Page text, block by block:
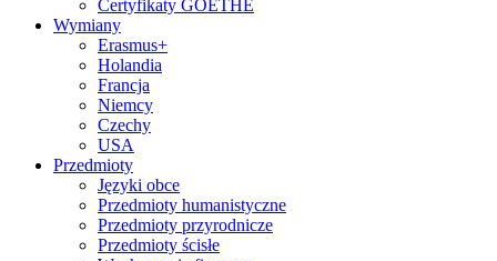
Certyfikaty GOETHE
Wymiany
Erasmus+
Holandia
Francja
Niemcy
Czechy
USA
Przedmioty
Języki obce
Przedmioty humanistyczne
Przedmioty przyrodnicze
Przedmioty ścisłe